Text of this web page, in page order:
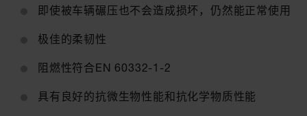
即使被车辆碾压也不会造成损坏，仍然能正常使用
极佳的柔韧性
阻燃性符合EN 60332-1-2
具有良好的抗微生物性能和抗化学物质性能